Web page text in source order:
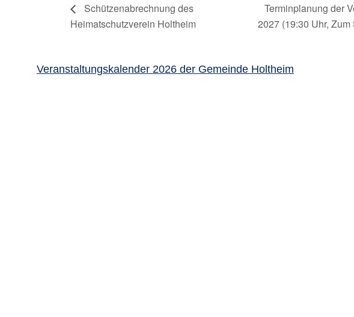
Schützenabrechnung des
Heimatschutzverein Holtheim
Terminplanung der
2027 (19:30 Uhr, Zum
Veranstaltungskalender 2026 der Gemeinde Holtheim